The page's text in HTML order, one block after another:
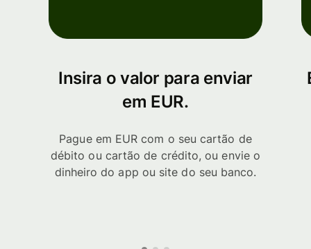
Insira o valor para enviar
em EUR.
Pague em EUR com o seu cartão de
débito ou cartão de crédito, ou envie o
dinheiro do app ou site do seu banco.